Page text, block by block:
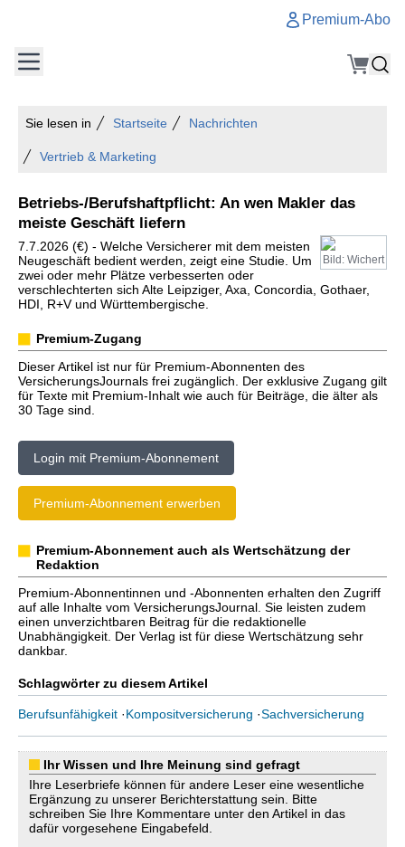
Premium-Abo
Sie lesen in Startseite Nachrichten
Vertrieb & Marketing
Betriebs-/Berufshaftpflicht: An wen Makler das
meiste Geschäft liefern
Bild: Wichert
7.7.2026 (€) - Welche Versicherer mit dem meisten
Neugeschäft bedient werden, zeigt eine Studie. Um
zwei oder mehr Plätze verbesserten oder
verschlechterten sich Alte Leipziger, Axa, Concordia, Gothaer,
HDI, R+V und Württembergische.
Premium-Zugang
Dieser Artikel ist nur für Premium-Abonnenten des
VersicherungsJournals frei zugänglich. Der exklusive Zugang gilt
für Texte mit Premium-Inhalt wie auch für Beiträge, die älter als
30 Tage sind.
Login mit Premium-Abonnement
Premium-Abonnement erwerben
Premium-Abonnement auch als Wertschätzung der
Redaktion
Premium-Abonnentinnen und -Abonnenten erhalten den Zugriff
auf alle Inhalte vom VersicherungsJournal. Sie leisten zudem
einen unverzichtbaren Beitrag für die redaktionelle
Unabhängigkeit. Der Verlag ist für diese Wertschätzung sehr
dankbar.
Schlagwörter zu diesem Artikel
Berufsunfähigkeit ·Kompositversicherung ·Sachversicherung
Ihr Wissen und Ihre Meinung sind gefragt
Ihre Leserbriefe können für andere Leser eine wesentliche
Ergänzung zu unserer Berichterstattung sein. Bitte
schreiben Sie Ihre Kommentare unter den Artikel in das
dafür vorgesehene Eingabefeld.